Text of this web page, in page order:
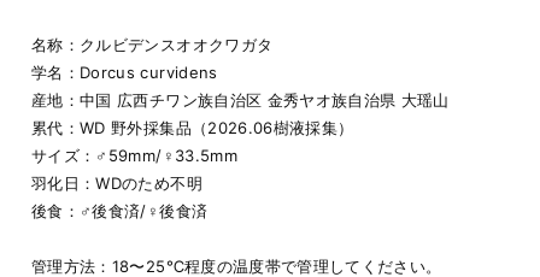
名称：クルビデンスオオクワガタ
学名：Dorcus curvidens
産地：中国 広西チワン族自治区 金秀ヤオ族自治県 大瑶山
累代：WD 野外採集品（2026.06樹液採集）
サイズ：♂59mm/♀33.5mm
羽化日：WDのため不明
後食：♂後食済/♀後食済
管理方法：18〜25℃程度の温度帯で管理してください。